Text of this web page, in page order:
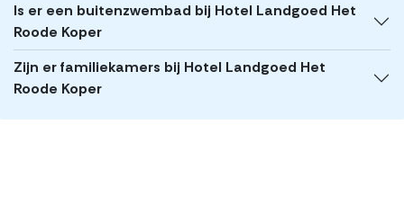
Is er een buitenzwembad bij Hotel Landgoed Het
Roode Koper
Zijn er familiekamers bij Hotel Landgoed Het
Roode Koper